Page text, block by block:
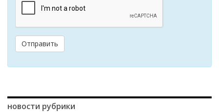
Отправить
новости рубрики